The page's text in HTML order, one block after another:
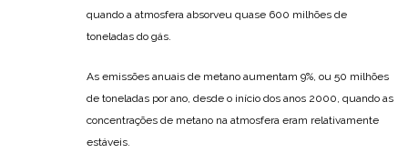
quando a atmosfera absorveu quase 600 milhões de
toneladas do gás.
As emissões anuais de metano aumentam 9%, ou 50 milhões
de toneladas por ano, desde o início dos anos 2000, quando as
concentrações de metano na atmosfera eram relativamente
estáveis.